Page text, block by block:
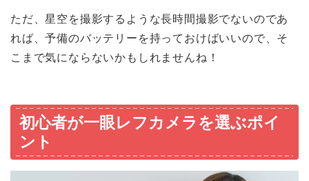
ただ、星空を撮影するような長時間撮影でないのであ
れば、予備のバッテリーを持っておけばいいので、そ
こまで気にならないかもしれませんね！
初心者が一眼レフカメラを選ぶポイ
ント